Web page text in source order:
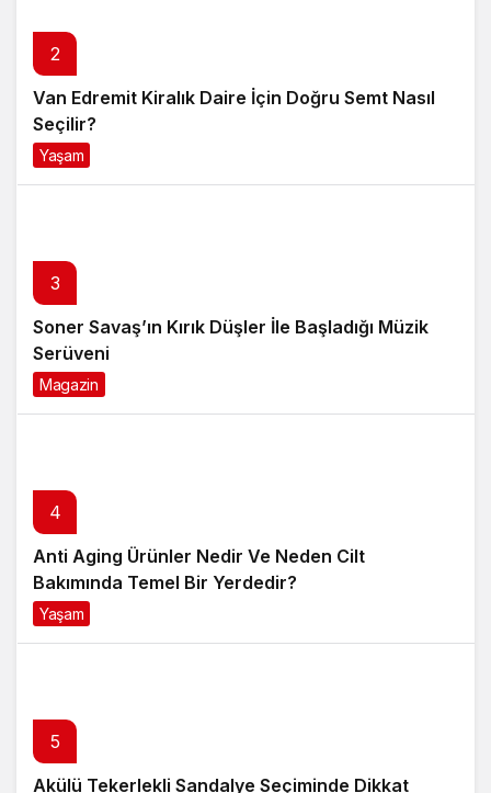
2
Van Edremit Kiralık Daire İçin Doğru Semt Nasıl
Seçilir?
Yaşam
3
Soner Savaş’ın Kırık Düşler İle Başladığı Müzik
Serüveni
Magazin
4
Anti Aging Ürünler Nedir Ve Neden Cilt
Bakımında Temel Bir Yerdedir?
Yaşam
5
Akülü Tekerlekli Sandalye Seçiminde Dikkat